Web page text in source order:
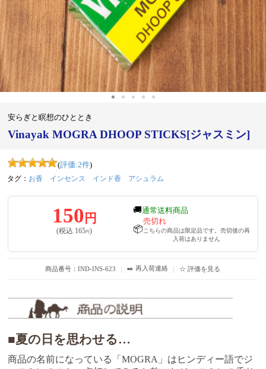
安らぎと瞑想のひととき
Vinayak MOGRA DHOOP STICKS[ジャスミン]
(評価:2件)
タグ： お香 インセンス インド香 アシュラム
150 円
(税込 165円)
🚚通常送料商品
📦
売切れ
こちらの商品は限定品です。売切後の再
入荷はありません
商品番号：IND-INS-623 ｜ ✒️ 再入荷連絡 ｜ ☆ 評価を見る
■夏の日を思わせる…
商品の名前になっている「MOGRA」はヒンディー語でジ